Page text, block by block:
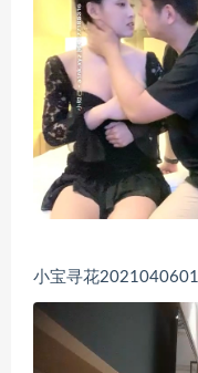
小宝寻花2021040601